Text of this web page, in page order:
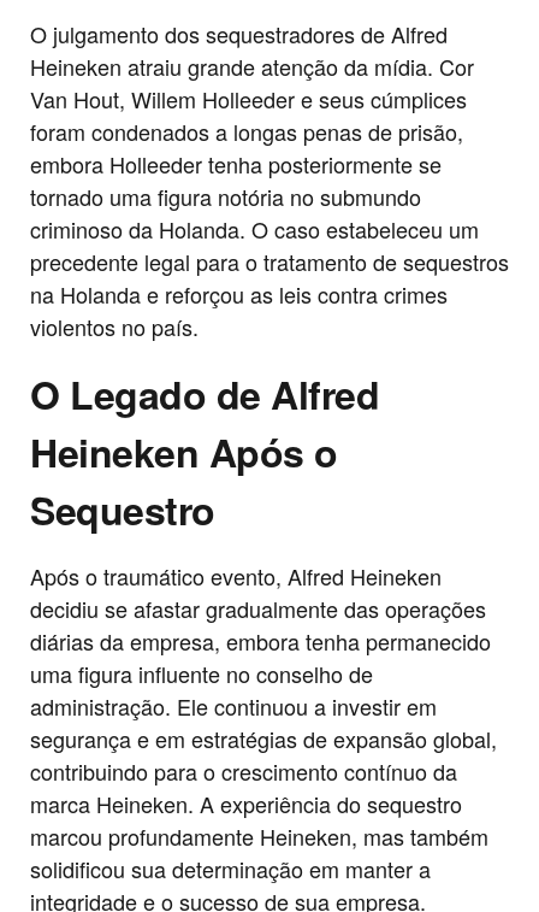
O julgamento dos sequestradores de Alfred
Heineken atraiu grande atenção da mídia. Cor
Van Hout, Willem Holleeder e seus cúmplices
foram condenados a longas penas de prisão,
embora Holleeder tenha posteriormente se
tornado uma figura notória no submundo
criminoso da Holanda. O caso estabeleceu um
precedente legal para o tratamento de sequestros
na Holanda e reforçou as leis contra crimes
violentos no país.
O Legado de Alfred
Heineken Após o
Sequestro
Após o traumático evento, Alfred Heineken
decidiu se afastar gradualmente das operações
diárias da empresa, embora tenha permanecido
uma figura influente no conselho de
administração. Ele continuou a investir em
segurança e em estratégias de expansão global,
contribuindo para o crescimento contínuo da
marca Heineken. A experiência do sequestro
marcou profundamente Heineken, mas também
solidificou sua determinação em manter a
integridade e o sucesso de sua empresa.